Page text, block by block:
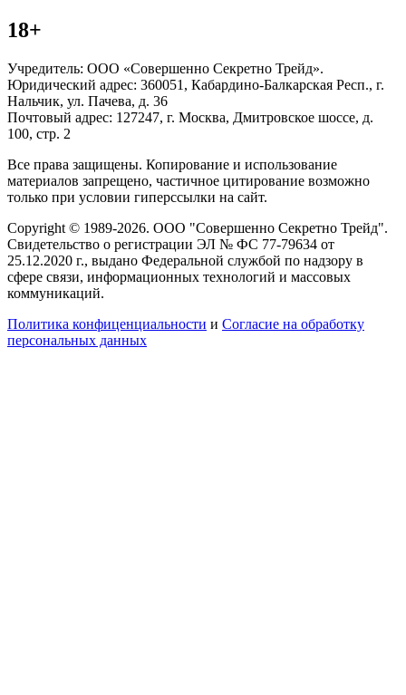
18+
Учредитель: ООО «Совершенно Секретно Трейд».
Юридический адрес: 360051, Кабардино-Балкарская Респ., г.
Нальчик, ул. Пачева, д. 36
Почтовый адрес: 127247, г. Москва, Дмитровское шоссе, д.
100, стр. 2
Все права защищены. Копирование и использование
материалов запрещено, частичное цитирование возможно
только при условии гиперссылки на сайт.
Copyright © 1989-2026. ООО "Совершенно Секретно Трейд".
Свидетельство о регистрации ЭЛ № ФС 77-79634 от
25.12.2020 г., выдано Федеральной службой по надзору в
сфере связи, информационных технологий и массовых
коммуникаций.
Политика конфиценциальности и Согласие на обработку
персональных данных